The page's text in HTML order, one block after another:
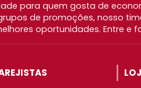
para quem gosta de
de promoções, nosso
oportunidades. Entre e